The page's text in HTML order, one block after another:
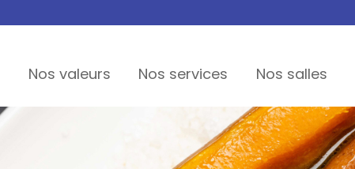
Nos valeurs Nos services Nos salles